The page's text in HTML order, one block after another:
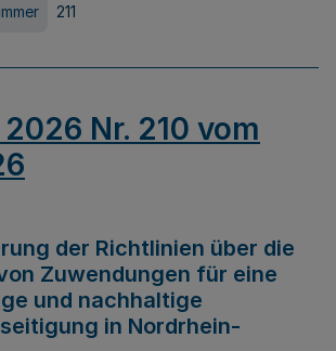
211
Nr. 210 vom
der Richtlinien über die
Zuwendungen für eine
und nachhaltige
in Nordrhein-